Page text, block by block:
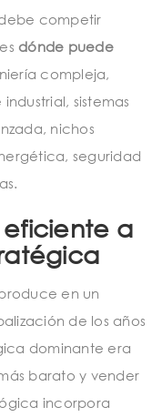
competir
dónde puede
compleja,
sistemas
nichos
seguridad
a
en un
de los años
dominante era
barato y vender
incorpora